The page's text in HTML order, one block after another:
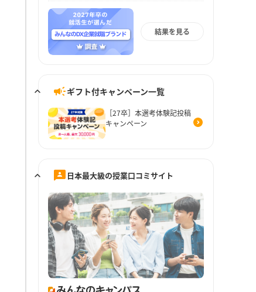
結果を見る
ギフト付キャンペーン一覧
［27卒］本選考体験記投稿
キャンペーン
日本最大級の授業口コミサイト